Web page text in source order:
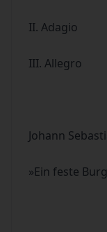
II. Adagio
III. Allegro
Johann
»Ein feste